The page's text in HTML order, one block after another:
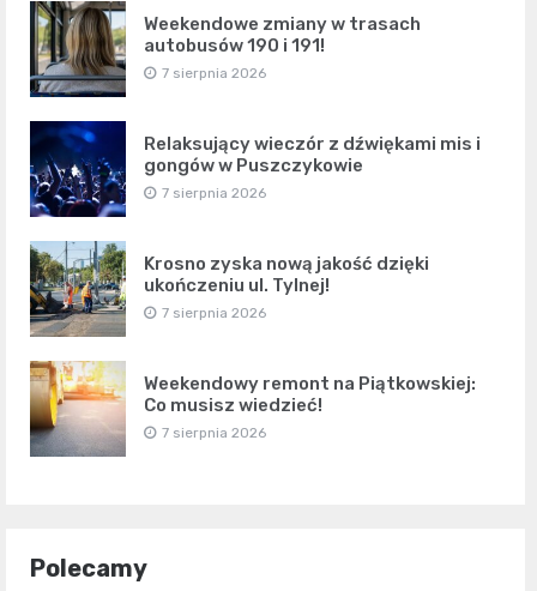
Weekendowe zmiany w trasach
autobusów 190 i 191!
7 sierpnia 2026
Relaksujący wieczór z dźwiękami mis i
gongów w Puszczykowie
7 sierpnia 2026
Krosno zyska nową jakość dzięki
ukończeniu ul. Tylnej!
7 sierpnia 2026
Weekendowy remont na Piątkowskiej:
Co musisz wiedzieć!
7 sierpnia 2026
Polecamy